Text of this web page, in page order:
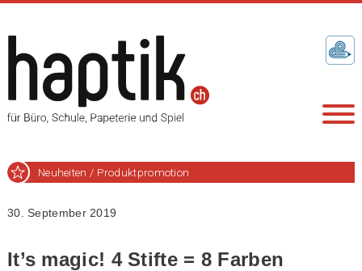
Neuheiten / Produktpromotion
30. September 2019
It’s magic! 4 Stifte = 8 Farben